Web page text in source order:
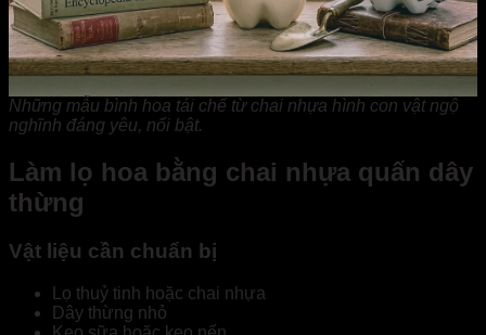
Những mẫu bình hoa tái chế từ chai nhựa hình con vật ngộ
nghĩnh đáng yêu, nổi bật.
Làm lọ hoa bằng chai nhựa quấn dây
thừng
Vật liệu cần chuẩn bị
Lọ thuỷ tinh hoặc chai nhựa
Dây thừng nhỏ